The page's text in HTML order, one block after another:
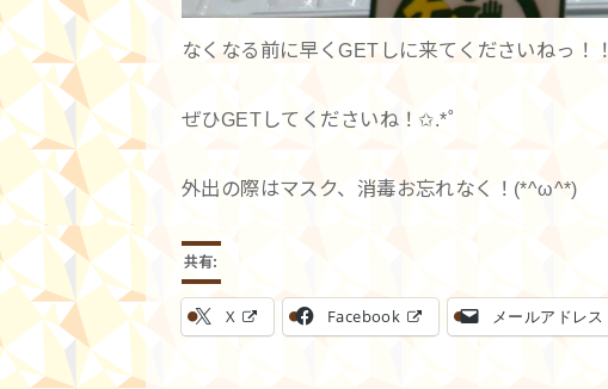
なくなる前に早くGETしに来てくださいねっ！！
ぜひGETしてくださいね！✩.*˚
外出の際はマスク、消毒お忘れなく！(*^ω^*)
共有:
X Facebook メールアドレス